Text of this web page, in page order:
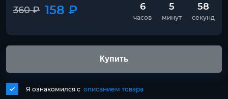
360 ₽ 158 ₽ 6
часов
5
минут
58
секунд
Я ознакомился с описанием товара
Купить